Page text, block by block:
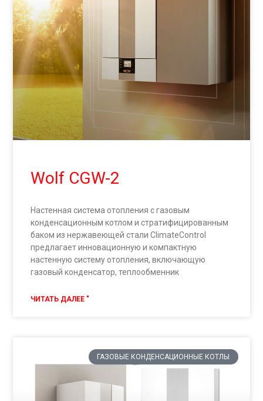
Wolf CGW-2
Настенная система отопления с газовым
конденсационным котлом и стратифицированным
баком из нержавеющей стали ClimateControl
предлагает инновационную и компактную
настенную систему отопления, включающую
газовый конденсатор, теплообменник
ЧИТАТЬ ДАЛЕЕ "
ГАЗОВЫЕ КОНДЕНСАЦИОННЫЕ КОТЛЫ